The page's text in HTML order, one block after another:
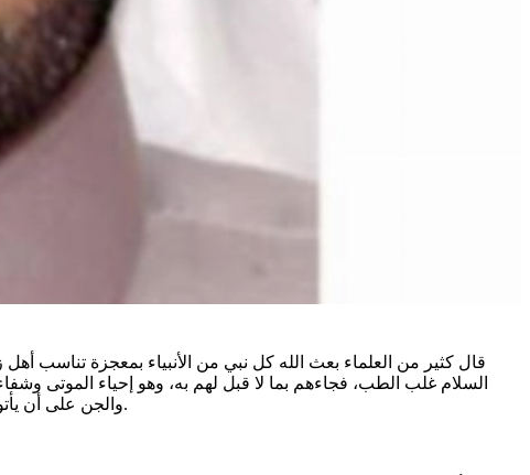
قال كثير من العلماء بعث الله كل نبي من الأنبياء بمعجزة
السلام غلب الطب، فجاءهم بما لا قبل لهم به، وهو إحياء الموتى
والجن على أن يأتوا بسورة من مثله لم يستطيعوا أبدا ولو كان بعضهم لبعض ظهيرا... وهكذا خاطب الله كل أمة بنقطة قوتها، والغاية من هذا تحقيق الإيمان.